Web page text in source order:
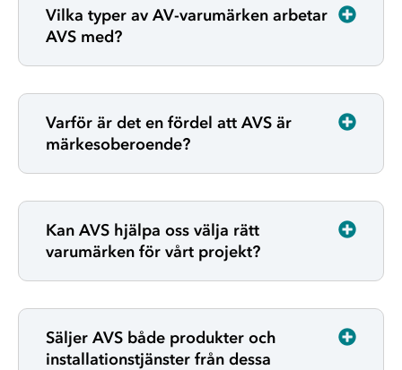
Vilka typer av AV-varumärken arbetar
AVS med?
Varför är det en fördel att AVS är
märkesoberoende?
Kan AVS hjälpa oss välja rätt
varumärken för vårt projekt?
Säljer AVS både produkter och
installationstjänster från dessa